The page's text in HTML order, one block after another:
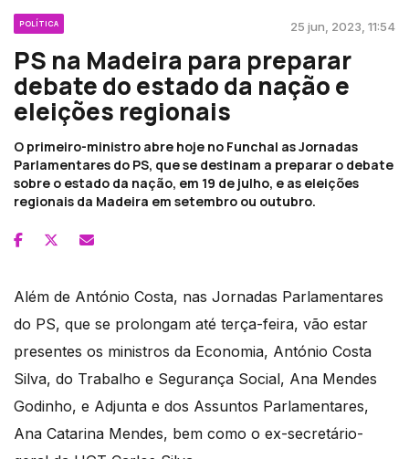
POLÍTICA 25 jun, 2023, 11:54
PS na Madeira para preparar
debate do estado da nação e
eleições regionais
O primeiro-ministro abre hoje no Funchal as Jornadas
Parlamentares do PS, que se destinam a preparar o debate
sobre o estado da nação, em 19 de julho, e as eleições
regionais da Madeira em setembro ou outubro.
Além de António Costa, nas Jornadas Parlamentares
do PS, que se prolongam até terça-feira, vão estar
presentes os ministros da Economia, António Costa
Silva, do Trabalho e Segurança Social, Ana Mendes
Godinho, e Adjunta e dos Assuntos Parlamentares,
Ana Catarina Mendes, bem como o ex-secretário-